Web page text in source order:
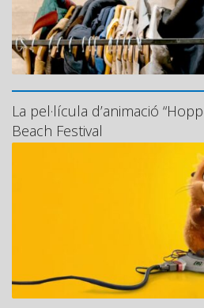
La pel·lícula d’animació
Beach Festival